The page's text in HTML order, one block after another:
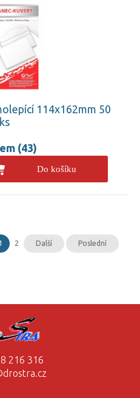
114x162mm 50
ks
(43)
Do košíku
2 Další Poslední
216 316